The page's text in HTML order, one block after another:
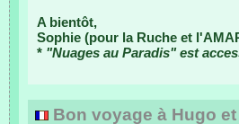
A bientôt,
Sophie (pour la Ruche et
* "Nuages au Paradis" est
Bon voyage à Hugo